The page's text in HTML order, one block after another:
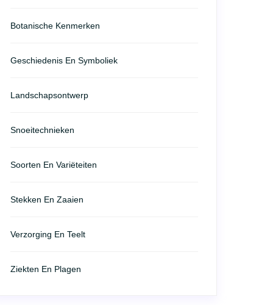
Botanische Kenmerken
Geschiedenis En Symboliek
Landschapsontwerp
Snoeitechnieken
Soorten En Variëteiten
Stekken En Zaaien
Verzorging En Teelt
Ziekten En Plagen